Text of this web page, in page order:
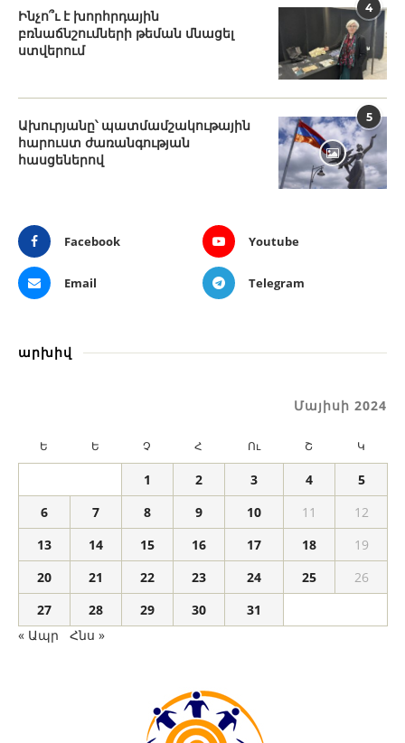
4
Ինչո՞ւ է խորհրդային
բռնաճնշումների թեման մնացել
ստվերում
5
Ախուրյանը՝ պատմամշակութային
հարուստ ժառանգության
հասցեներով
Facebook Youtube
Email Telegram
արխիվ
Մայիսի 2024
Ե Ե Չ Հ Ու Շ Կ
1 2 3 4
5
6
7 8 9 10 11
12
13
14 15 16 17 18
19
20
21 22 23 24 25
26
27
28 29 30
31
« Ապր
Հնս »